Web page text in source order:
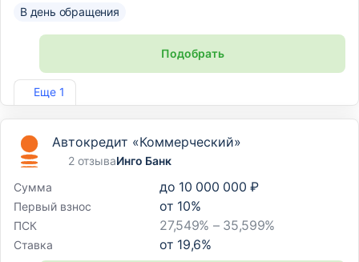
Еще 1
В день обращения
Подобрать
Лиц. №1745
Автокредит «Коммерческий»
2 отзываИнго Банк
Сумма
до 10 000 000 ₽
Первый взнос от 10%
ПСК 27,549% – 35,599%
Ставка от 19,6%